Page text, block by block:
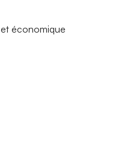
économique